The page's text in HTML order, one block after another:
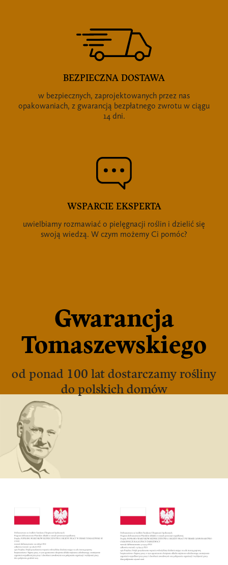
Gwarancja
Tomaszewskiego
od ponad 100 lat dostarczamy rośliny
do polskich domów
BEZPIECZNA DOSTAWA
w bezpiecznych, zaprojektowanych przez nas
opakowaniach, z gwarancją bezpłatnego zwrotu w ciągu
14 dni.
WSPARCIE EKSPERTA
uwielbiamy rozmawiać o pielęgnacji roślin i dzielić się
swoją wiedzą. W czym możemy Ci pomóc?